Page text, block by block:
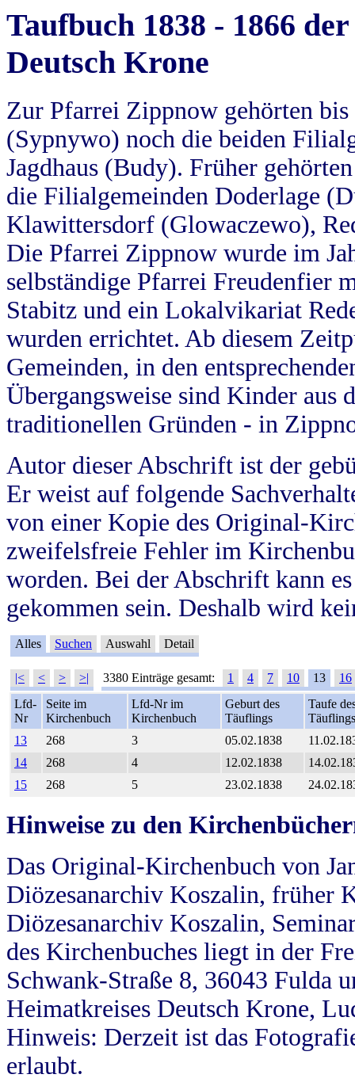
Taufbuch 1838 - 1866
Deutsch Krone
Zur Pfarrei Zippnow gehörten
(Sypnywo) noch die beiden
Jagdhaus (Budy). Früher
die Filialgemeinden Doderlage
Klawittersdorf (Glowaczewo),
Die Pfarrei Zippnow wurde im
selbständige Pfarrei Freudenfier
Stabitz und ein Lokalvikariat
wurden errichtet. Ab diesem
Gemeinden, in den
Übergangsweise sind Kinder aus
traditionellen Gründen - in
Autor dieser Abschrift ist der
Er weist auf folgende
von einer Kopie des Original-
zweifelsfreie Fehler im
worden. Bei der Abschrift kann
gekommen sein. Deshalb wird
Alles Suchen Auswahl Detail
|< < > >| 3380 Einträge gesamt: 1 4 7 10 13
16
Lfd-
Nr
Seite im
Kirchenbuch
Lfd-Nr im
Kirchenbuch
Geburt des
Täuflings
Taufe
Täuflings
13
268 3 05.02.1838
14
268 4 12.02.1838
15
268 5 23.02.1838
Hinweise zu den
Das Original-Kirchenbuch von
Diözesanarchiv Koszalin, früher
Diözesanarchiv Koszalin,
des Kirchenbuches liegt in der
Schwank-Straße 8, 36043 Fulda
Heimatkreises Deutsch Krone,
Hinweis: Derzeit ist das
erlaubt.